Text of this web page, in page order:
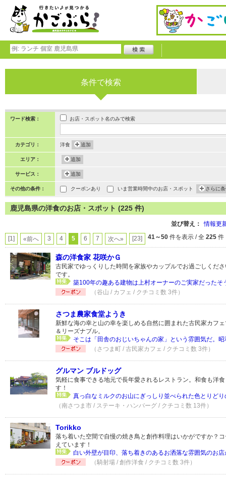
条件で検索
ワード検索： お店・スポット名のみで検索
カテゴリ： 洋食 追加
エリア： 追加
サービス： 追加
その他の条件： クーポンあり いま営業時間中のお店・スポット さらに
鹿児島県の洋食のお店・スポット (225 件)
並び替え： 情報更
[1] «前へ 3 4 5 6 7 次へ» [23] 41～50 件を表示 / 全 225 件
森の洋食家 花咲かＧ
古民家でゆっくりした時間を家族やカップルでお過ごしくだ
です。
築100年の趣ある建物は上村オーナーのご実家だったそ
（谷山 / カフェ / クチコミ数 3件）
さつま農家食堂ようき
新鮮な海の幸と山の幸を楽しめる自然に囲まれた古民家カフ
＆リーズナブル。
そこは「田舎のおじいちゃんの家」という雰囲気だ。
（さつま町 / 古民家カフェ / クチコミ数 3件）
グルマン ブルドッグ
気軽に食事できる地元で長年愛されるレストラン。和食も洋
す！
真っ白なミルクのお山にぎっしり並べられた色とりど
（南さつま市 / ステーキ・ハンバーグ / クチコミ数 13件）
Torikko
落ち着いた空間で自慢の焼き鳥と創作料理はいかがですか？
えています！
白い外壁が目印、落ち着きのあるお洒落な雰囲気のお
（騎射場 / 創作洋食 / クチコミ数 3件）